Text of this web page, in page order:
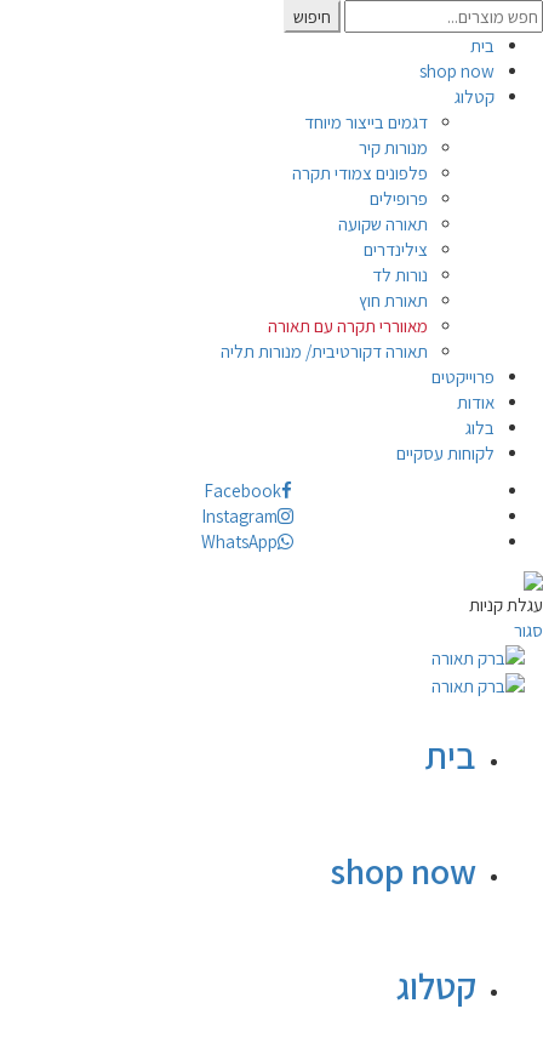
Search
for:
חיפוש
בית
shop now
קטלוג
דגמים בייצור מיוחד
מנורות קיר
פלפונים צמודי תקרה
פרופילים
תאורה שקועה
צילינדרים
נורות לד
תאורת חוץ
מאווררי תקרה עם תאורה
תאורה דקורטיבית/ מנורות תליה
פרוייקטים
אודות
בלוג
לקוחות עסקיים
Facebook
Instagram
WhatsApp
עגלת קניות
סגור
בית
shop now
קטלוג